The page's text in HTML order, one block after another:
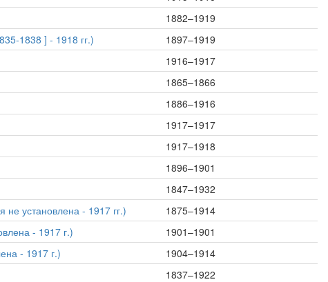
1882–1919
1838 ] - 1918 гг.)
1897–1919
1916–1917
1865–1866
1886–1916
1917–1917
1917–1918
1896–1901
1847–1932
установлена - 1917 гг.)
1875–1914
- 1917 г.)
1901–1901
- 1917 г.)
1904–1914
1837–1922